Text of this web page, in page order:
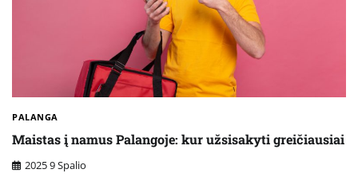
PALANGA
Maistas į namus Palangoje: kur užsisakyti greičiausiai
2025 9 Spalio